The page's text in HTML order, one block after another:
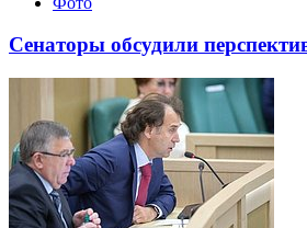
Сенаторы обсудили